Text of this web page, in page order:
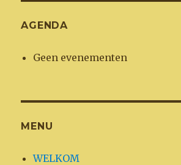
AGENDA
Geen evenementen
MENU
WELKOM